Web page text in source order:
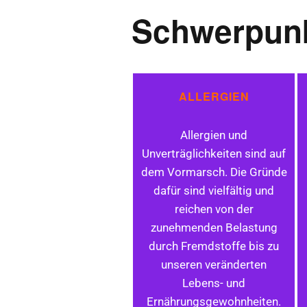
Schmerztherapie
Ganzheitliche
ALLERGIEN
Allergien und
Unverträglichkeiten sind auf
dem Vormarsch. Die Gründe
dafür sind vielfältig und
reichen von der
zunehmenden Belastung
durch Fremdstoffe bis zu
unseren veränderten
Lebens- und
Ernährungsgewohnheiten.